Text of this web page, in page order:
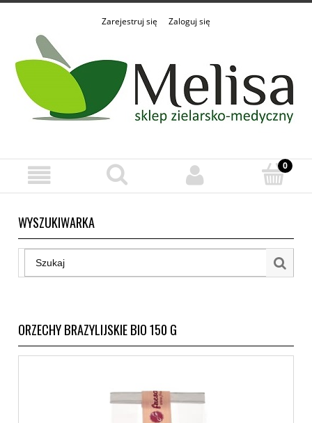
Zarejestruj się Zaloguj się
WYSZUKIWARKA
ORZECHY BRAZYLIJSKIE BIO 150 G